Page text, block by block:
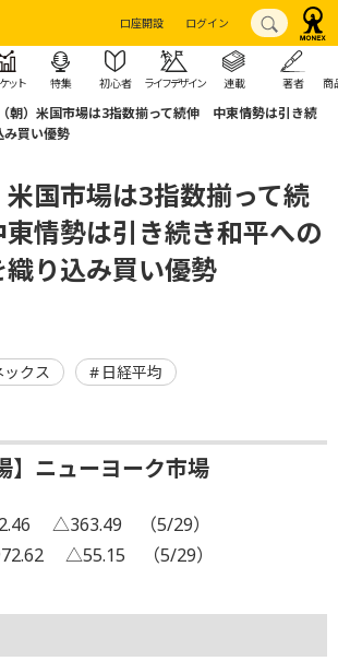
口座開設 ログイン
ット 特集 初心者 ライフデザイン 連載 著者 商
（朝）米国市場は3指数揃って続伸 中東情勢は引き続
み買い優勢
米国市場は3指数揃って続
情勢は引き続き和平への
り込み買い優勢
ックス 日経平均
】ニューヨーク市場
△363.49 （5/29）
△55.15 （5/29）